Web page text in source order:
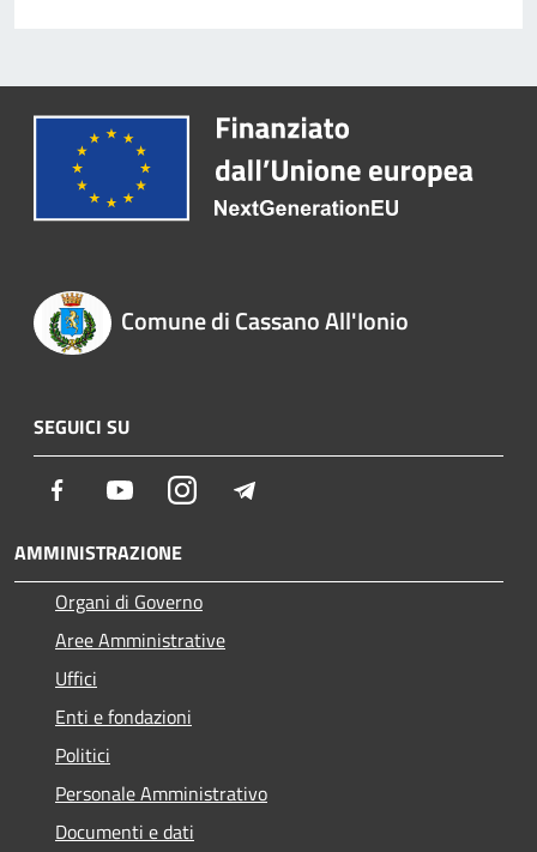
Comune di Cassano All'Ionio
SEGUICI SU
Facebook YoutubeInstagram
AMMINISTRAZIONE
Organi di Governo
Aree Amministrative
Uffici
Enti e fondazioni
Politici
Personale Amministrativo
Documenti e dati